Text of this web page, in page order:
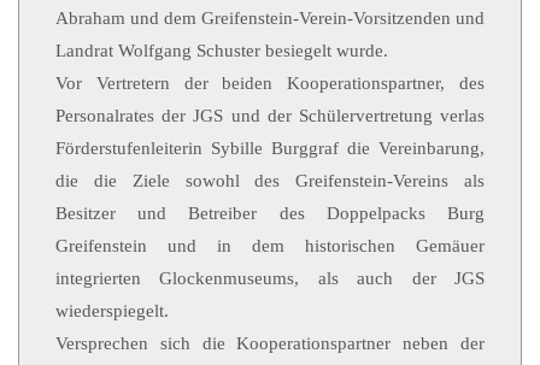
Abraham und dem Greifenstein-Verein-Vorsitzenden und
Landrat Wolfgang Schuster besiegelt wurde.
Vor Vertretern der beiden Kooperationspartner, des
Personalrates der JGS und der Schülervertretung verlas
Förderstufenleiterin Sybille Burggraf die Vereinbarung,
die die Ziele sowohl des Greifenstein-Vereins als
Besitzer und Betreiber des Doppelpacks Burg
Greifenstein und in dem historischen Gemäuer
integrierten Glockenmuseums, als auch der JGS
wiederspiegelt.
Versprechen sich die Kooperationspartner neben der